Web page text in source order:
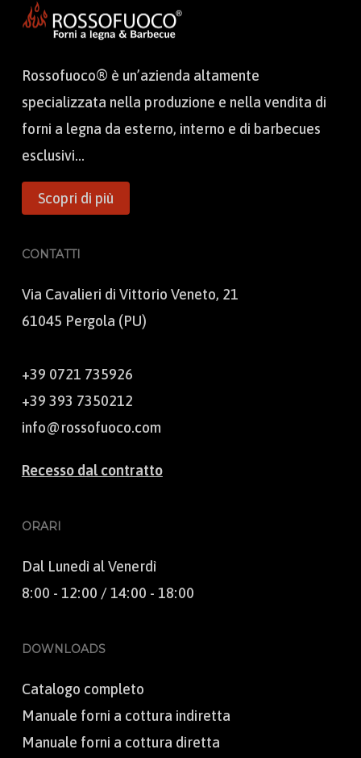
Rossofuoco® è un’azienda altamente
specializzata nella produzione e nella vendita di
forni a legna da esterno, interno e di barbecues
esclusivi...
Scopri di più
CONTATTI
Via Cavalieri di Vittorio Veneto, 21
61045 Pergola (PU)
+39 0721 735926
+39 393 7350212
info@rossofuoco.com
Recesso dal contratto
ORARI
Dal Lunedì al Venerdì
8:00 - 12:00 / 14:00 - 18:00
DOWNLOADS
Catalogo completo
Manuale forni a cottura indiretta
Manuale forni a cottura diretta